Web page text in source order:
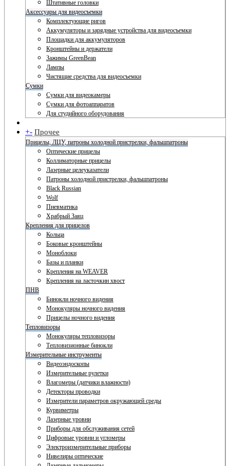
Штативные головки
Аксессуары для видеосъемки
Комплектующие ригов
Аккумуляторы и зарядные устройства для видеосъемки
Площадки для аккумуляторов
Кронштейны и держатели
Зажимы GreenBean
Лампы
Чистящие средства для видеосъемки
Сумки
Сумки для видеокамеры
Сумки для фотоаппаратов
Для студийного оборудования
+- Прочее
Прицелы, ЛЦУ, патроны холодной пристрелки, фальшпатроны
Оптические прицелы
Коллиматорные прицелы
Лазерные целеуказатели
Патроны холодной пристрелки, фальшпатроны
Black Russian
Wolf
Пневматика
Храбрый Заяц
Крепления для прицелов
Кольца
Боковые кронштейны
Моноблоки
Базы и планки
Крепления на WEAVER
Крепления на ласточкин хвост
ПНВ
Бинокли ночного видения
Монокуляры ночного видения
Прицелы ночного видения
Тепловизоры
Монокуляры тепловизоры
Тепловизионные бинокли
Измерительные инструменты
Видеоэндоскопы
Измерительные рулетки
Влагомеры (датчики влажности)
Детекторы проводки
Измерители параметров окружающей среды
Курвиметры
Лазерные уровни
Приборы для обслуживания сетей
Цифровые уровни и угломеры
Электроизмерительные приборы
Нивелиры оптические